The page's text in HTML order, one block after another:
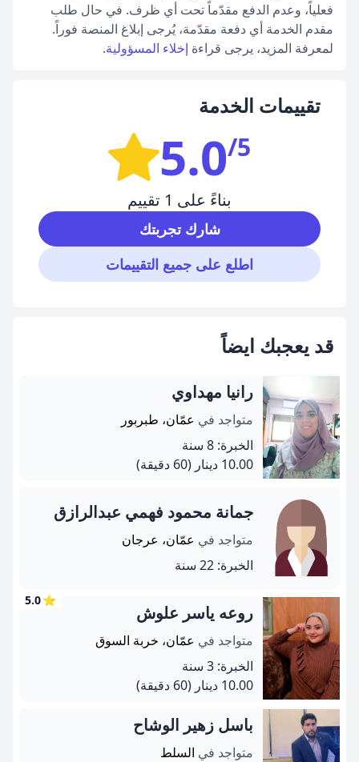
فعلياً، وعدم الدفع مقدّماً تحت أي ظرف. في حال طلب
مقدم الخدمة أي دفعة مقدّمة، يُرجى إبلاغ المنصة فوراً.
لمعرفة المزيد، يرجى قراءة إخلاء المسؤولية.
تقييمات الخدمة
5.0/5
بناءً على 1 تقييم
شارك تجربتك
اطلع على جميع التقييمات
قد يعجبك ايضاً
رانيا مهداوي
متواجد في عمّان، طبربور
الخبرة: 8 سنة
10.00 دينار
(60 دقيقة)
جمانة محمود فهمي عبدالرازق
متواجد في عمّان، عرجان
الخبرة: 22 سنة
⭐
5.0
روعه ياسر علوش
متواجد في عمّان، خربة السوق
الخبرة: 3 سنة
10.00 دينار
(60 دقيقة)
باسل زهير الوشاح
متواجد في السلط